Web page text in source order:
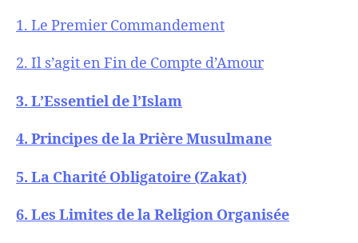
1. Le Premier Commandement
2. Il s’agit en Fin de Compte d’Amour
3. L’Essentiel de l’Islam
4. Principes de la Prière Musulmane
5. La Charité Obligatoire (Zakat)
6. Les Limites de la Religion Organisée